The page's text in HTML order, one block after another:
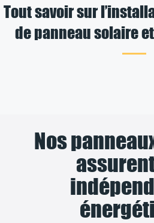
Tout savoir sur
de panneau solaire
Nos